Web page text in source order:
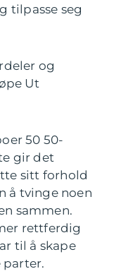
tilpasse seg
og
Ut
50 50-
gir det
sitt forhold
å tvinge noen
sammen.
rettferdig
til å skape